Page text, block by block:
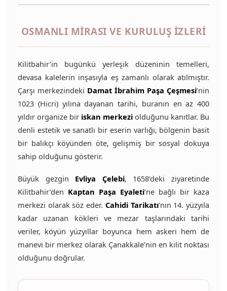
OSMANLI MIRASI VE KURULUŞ İZLERI
Kilitbahir’in bugünkü yerleşik düzeninin temelleri,
devasa kalelerin inşasıyla eş zamanlı olarak atılmıştır.
Çarşı merkezindeki Damat İbrahim Paşa Çeşmesi’nin
1023 (Hicri) yılına dayanan tarihi, buranın en az 400
yıldır organize bir iskan merkezi olduğunu kanıtlar. Bu
denli estetik ve sanatlı bir eserin varlığı, bölgenin basit
bir balıkçı köyünden öte, gelişmiş bir sosyal dokuya
sahip olduğunu gösterir.
Büyük gezgin Evliya Çelebi, 1658’deki ziyaretinde
Kilitbahir’den Kaptan Paşa Eyaleti’ne bağlı bir kaza
merkezi olarak söz eder. Cahidi Tarikatı’nın 14. yüzyıla
kadar uzanan kökleri ve mezar taşlarındaki tarihi
veriler, köyün yüzyıllar boyunca hem askeri hem de
manevi bir merkez olarak Çanakkale’nin en kilit noktası
olduğunu doğrular.